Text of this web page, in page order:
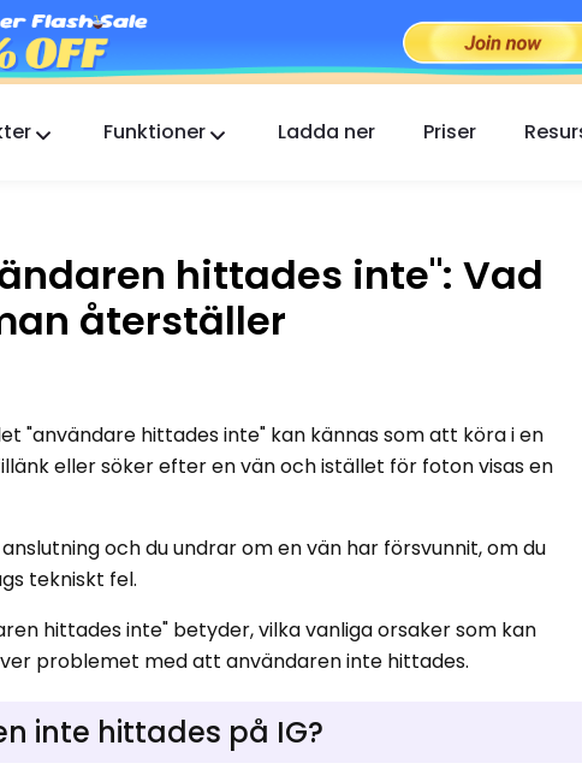
FlashGet Finder
Din telefons stöldskydd, vårt ansvar.
Funktioner Ladda ner Priser
hittades inte": Vad
återställer
"användare hittades inte" kan kännas som att köra i en
eller söker efter en vän och istället för foton visas en
och du undrar om en vän har försvunnit, om du
tekniskt fel.
hittades inte" betyder, vilka vanliga orsaker som kan
problemet med att användaren inte hittades.
inte hittades på IG?